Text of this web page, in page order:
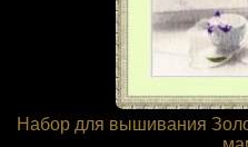
Набор для вышивания